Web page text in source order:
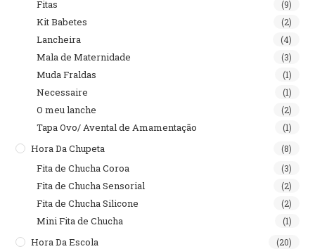
Fitas (9)
Kit Babetes (2)
Lancheira (4)
Mala de Maternidade (3)
Muda Fraldas (1)
Necessaire (1)
O meu lanche (2)
Tapa Ovo/ Avental de Amamentação (1)
Hora Da Chupeta (8)
Fita de Chucha Coroa (3)
Fita de Chucha Sensorial (2)
Fita de Chucha Silicone (2)
Mini Fita de Chucha (1)
Hora Da Escola (20)